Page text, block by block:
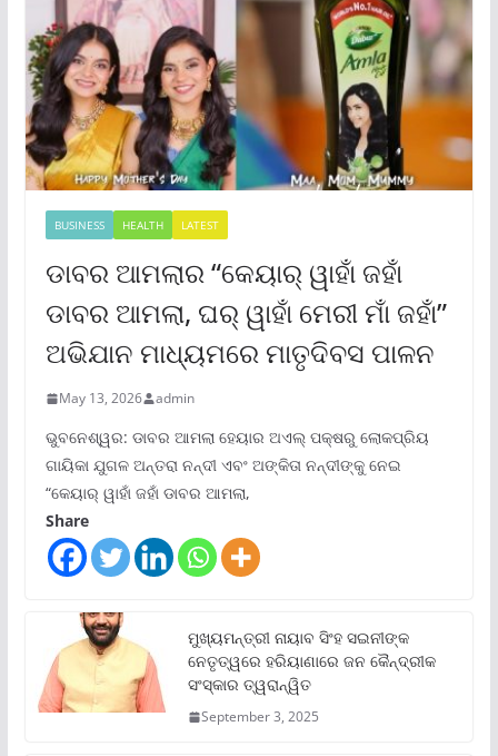
BUSINESS HEALTH LATEST
ଡାବର ଆମଲାର “କେୟାର୍ ୱାହାଁ ଜହାଁ
ଡାବର ଆମଲା, ଘର୍ ୱାହାଁ ମେରୀ ମାଁ ଜହାଁ”
ଅଭିଯାନ ମାଧ୍ୟମରେ ମାତୃଦିବସ ପାଳନ
May 13, 2026 admin
ଭୁବନେଶ୍ୱର: ଡାବର ଆମଲା ହେୟାର ଅଏଲ୍ ପକ୍ଷରୁ ଲୋକପ୍ରିୟ
ଗାୟିକା ଯୁଗଳ ଅନ୍ତରା ନନ୍ଦୀ ଏବଂ ଅଙ୍କିତା ନନ୍ଦୀଙ୍କୁ ନେଇ
“କେୟାର୍ ୱାହାଁ ଜହାଁ ଡାବର ଆମଲା,
Share
ମୁଖ୍ୟମନ୍ତ୍ରୀ ନାୟାବ ସିଂହ ସଇନୀଙ୍କ
ନେତୃତ୍ୱରେ ହରିୟାଣାରେ ଜନ କୈନ୍ଦ୍ରୀକ
ସଂସ୍କାର ତ୍ୱରାନ୍ୱିତ
September 3, 2025